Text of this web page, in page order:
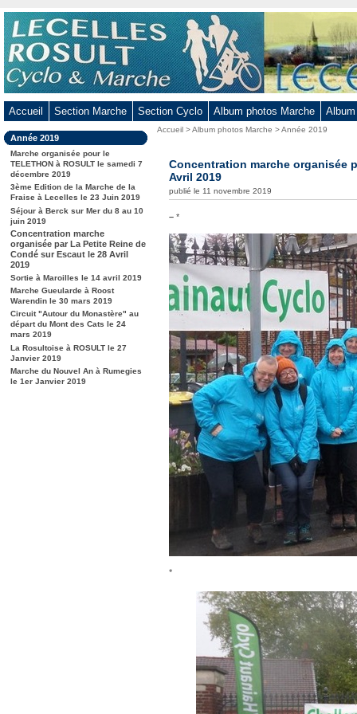
Aller
au
contenu
-
Aller
menu
principal
-
Aller
à
la
recherche
Accueil Section Marche Section Cyclo Album photos Marche
Dans
la
rubrique
:
Année 2019
Marche organisée pour le
TELETHON à ROSULT le samedi 7
décembre 2019
3ème Edition de la Marche de la
Fraise à Lecelles le 23 Juin 2019
Séjour à Berck sur Mer du 8 au 10
juin 2019
Concentration marche
organisée par La Petite Reine de
Condé sur Escaut le 28 Avril
2019
Sortie à Maroilles le 14 avril 2019
Marche Gueularde à Roost
Warendin le 30 mars 2019
Circuit "Autour du Monastère" au
départ du Mont des Cats le 24
mars 2019
La Rosultoise à ROSULT le 27
Janvier 2019
Marche du Nouvel An à Rumegies
le 1er Janvier 2019
Vous
Accueil >Album photos Marche >Année 2019
Concentration marche organisée
Avril 2019
publié le 11 novembre 2019
– *
*